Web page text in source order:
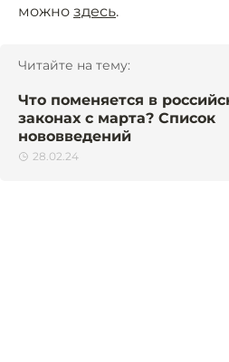
можно здесь.
Читайте на тему:
Что поменяется в
законах с марта? Список
нововведений
28.02.24